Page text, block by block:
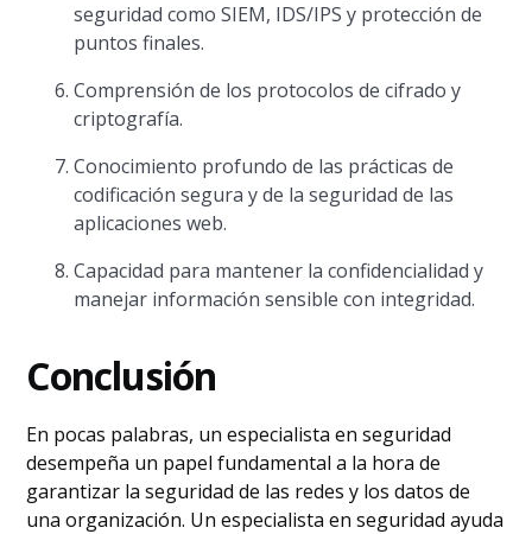
seguridad como SIEM, IDS/IPS y protección de
puntos finales.
Comprensión de los protocolos de cifrado y
criptografía.
Conocimiento profundo de las prácticas de
codificación segura y de la seguridad de las
aplicaciones web.
Capacidad para mantener la confidencialidad y
manejar información sensible con integridad.
Conclusión
En pocas palabras, un especialista en seguridad
desempeña un papel fundamental a la hora de
garantizar la seguridad de las redes y los datos de
una organización. Un especialista en seguridad ayuda